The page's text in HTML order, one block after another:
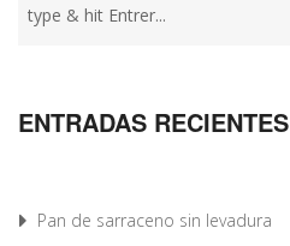
ENTRADAS RECIENTES
Pan de sarraceno sin levadura